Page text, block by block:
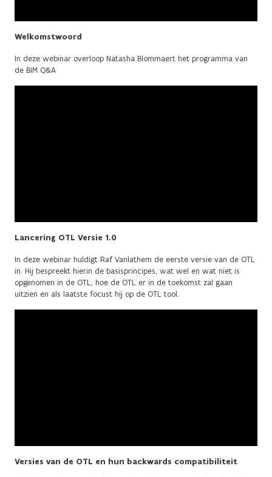
Welkomstwoord
In deze webinar overloop Natasha Blommaert het programma van
de BIM Q&A
Lancering OTL Versie 1.0
In deze webinar huldigt Raf Vanlathem de eerste versie van de OTL
in. Hij bespreekt hierin de basisprincipes, wat wel en wat niet is
opgenomen in de OTL, hoe de OTL er in de toekomst zal gaan
uitzien en als laatste focust hij op de OTL tool.
Versies van de OTL en hun backwards compatibiliteit